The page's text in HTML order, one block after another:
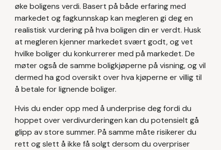
øke boligens verdi. Basert på både erfaring med
markedet og fagkunnskap kan megleren gi deg en
realistisk vurdering på hva boligen din er verdt. Husk
at megleren kjenner markedet svært godt, og vet
hvilke boliger du konkurrerer med på markedet. De
møter også de samme boligkjøperne på visning, og vil
dermed ha god oversikt over hva kjøperne er villig til
å betale for lignende boliger.
Hvis du ender opp med å underprise deg fordi du
hoppet over verdivurderingen kan du potensielt gå
glipp av store summer. På samme måte risikerer du
rett og slett å ikke få solgt dersom du overpriser